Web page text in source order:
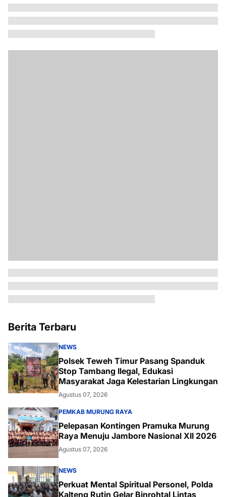
Berita Terbaru
NEWS
Polsek Teweh Timur Pasang Spanduk
Stop Tambang Ilegal, Edukasi
Masyarakat Jaga Kelestarian Lingkungan
Agustus 07, 2026
PEMKAB MURUNG RAYA
Pelepasan Kontingen Pramuka Murung
Raya Menuju Jambore Nasional XII 2026
Agustus 07, 2026
NEWS
Perkuat Mental Spiritual Personel, Polda
Kalteng Rutin Gelar Binrohtal Lintas